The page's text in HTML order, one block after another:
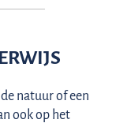
natuur of een
ook op het